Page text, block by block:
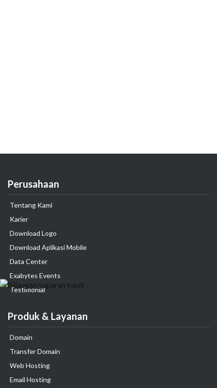
Perusahaan
Tentang Kami
Karier
Download Logo
Download Aplikasi Mobile
Data Center
Exabytes Events
Testimonial
Produk & Layanan
Domain
Transfer Domain
Web Hosting
Email Hosting